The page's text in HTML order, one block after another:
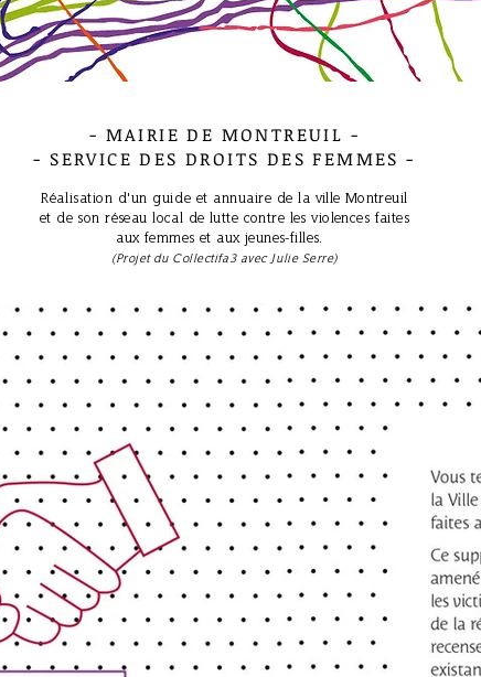
- MAIRIE DE MONTREUIL -
- SERVICE DES DROITS DES FEMMES -
Réalisation d'un guide et annuaire de la ville Montreuil
et de son réseau local de lutte contre les violences faites
aux femmes et aux jeunes-filles.
(Projet du Collectifa3 avec Julie Serre)